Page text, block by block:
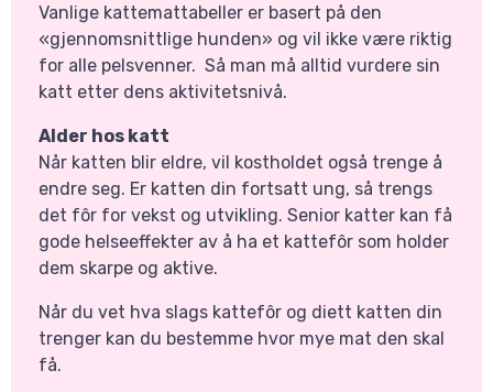
Vanlige kattemattabeller er basert på den
«gjennomsnittlige hunden» og vil ikke være riktig
for alle pelsvenner. Så man må alltid vurdere sin
katt etter dens aktivitetsnivå.
Alder hos katt
Når katten blir eldre, vil kostholdet også trenge å
endre seg. Er katten din fortsatt ung, så trengs
det fôr for vekst og utvikling. Senior katter kan få
gode helseeffekter av å ha et kattefôr som holder
dem skarpe og aktive.
Når du vet hva slags kattefôr og diett katten din
trenger kan du bestemme hvor mye mat den skal
få.